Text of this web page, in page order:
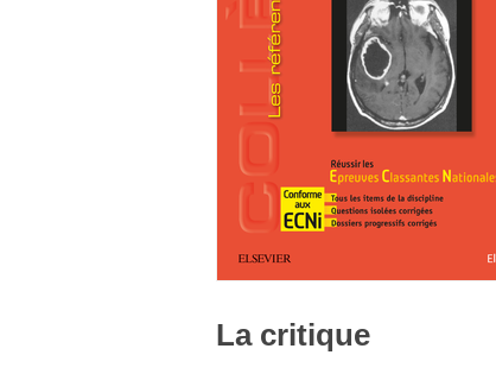
La critique